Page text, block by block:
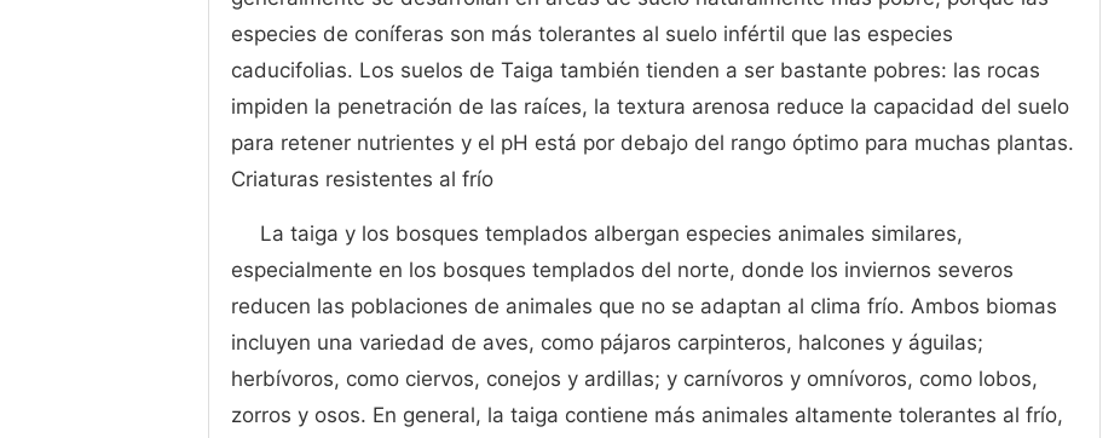
especies de coníferas son más tolerantes al suelo infértil que las especies
caducifolias. Los suelos de Taiga también tienden a ser bastante pobres: las rocas
impiden la penetración de las raíces, la textura arenosa reduce la capacidad del suelo
para retener nutrientes y el pH está por debajo del rango óptimo para muchas plantas.
Criaturas resistentes al frío
La taiga y los bosques templados albergan especies animales similares,
especialmente en los bosques templados del norte, donde los inviernos severos
reducen las poblaciones de animales que no se adaptan al clima frío. Ambos biomas
incluyen una variedad de aves, como pájaros carpinteros, halcones y águilas;
herbívoros, como ciervos, conejos y ardillas; y carnívoros y omnívoros, como lobos,
zorros y osos. En general, la taiga contiene más animales altamente tolerantes al frío,